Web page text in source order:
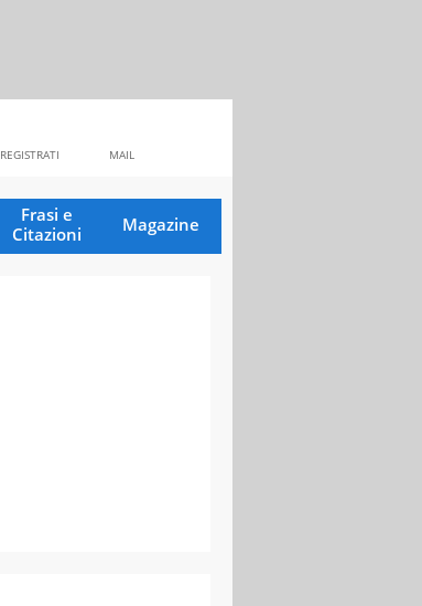
MAIL
REGISTRATI
Frasi e
Citazioni
Magazine